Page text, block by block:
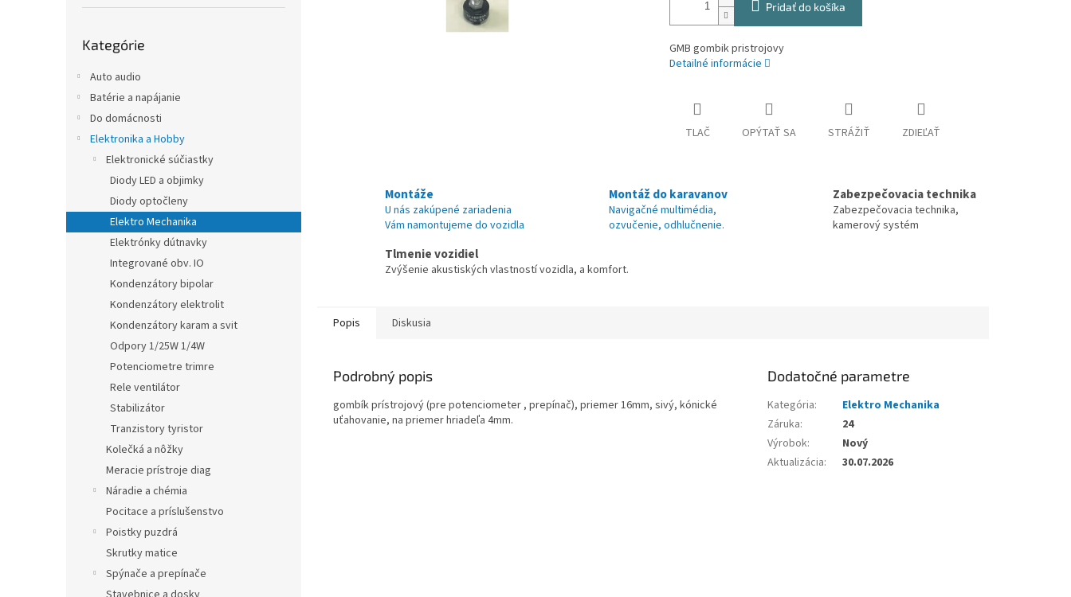
kategórie
Kategórie
Auto audio
Batérie a napájanie
Do domácnosti
Elektronika a Hobby
Elektronické súčiastky
Diody LED a objimky
Diody optočleny
Elektro Mechanika
Elektrónky dútnavky
Integrované obv. IO
Kondenzátory bipolar
Kondenzátory elektrolit
Kondenzátory karam a svit
Odpory 1/25W 1/4W
Potenciometre trimre
Rele ventilátor
Stabilizátor
Tranzistory tyristor
Kolečká a nôžky
Meracie prístroje diag
Náradie a chémia
Pocitace a príslušenstvo
Poistky puzdrá
Skrutky matice
Spýnače a prepínače
Pridať do košíka
GMB gombik pristrojovy
Detailné informácie
TLAČ OPÝTAŤ SA STRÁŽIŤ ZDIEĽAŤ
Montáže
U nás zakúpené zariadenia
Vám namontujeme do vozidla
Montáž do karavanov
Navigačné multimédia,
ozvučenie, odhlučnenie.
Zabezpečovacia technika
Zabezpečovacia technika,
kamerový systém
Tlmenie vozidiel
Zvýšenie akustiských vlastností vozidla, a komfort.
Popis Diskusia
Podrobný popis
gombík prístrojový (pre potenciometer , prepínač), priemer 16mm, sivý, kónické
uťahovanie, na priemer hriadeľa 4mm.
Dodatočné parametre
Kategória:
Elektro Mechanika
Záruka:
24
Výrobok:
Nový
Aktualizácia: 30.07.2026